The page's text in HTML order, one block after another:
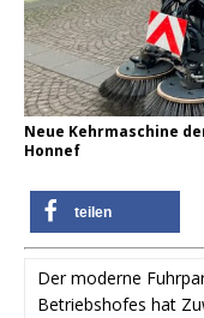
Neue Kehrmaschine
Honnef
teilen
Der moderne
Betriebshofes hat